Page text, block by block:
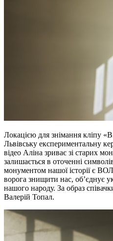
Локацією для знімання кліпу
Львівську експериментальну
відео Аліна зриває зі старих
залишається в оточенні
монументом нашої історії є
ворога знищити нас, об’єднує
нашого народу. За образ
Валерій Топал.